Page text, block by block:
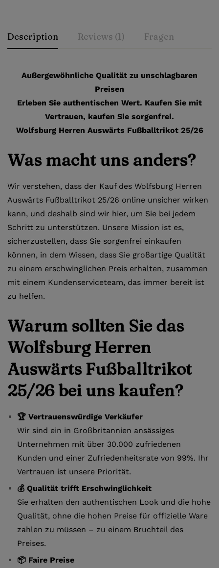
Description Reviews (1) Fragen
Außergewöhnliche Qualität zu unschlagbaren
Preisen
Erleben Sie authentischen Wert. Kaufen Sie mit
Vertrauen, kaufen Sie sorgenfrei.
Wolfsburg Herren Auswärts Fußballtrikot 25/26
Was macht uns anders?
Wir verstehen, dass der Kauf des Wolfsburg Herren
Auswärts Fußballtrikot 25/26 online unsicher wirken
kann, und deshalb sind wir hier, um Sie bei jedem
Schritt zu unterstützen. Unsere Mission ist es,
sicherzustellen, dass Sie sorgenfrei einkaufen
können, in dem Wissen, dass Sie großartige Qualität
zu einem erschwinglichen Preis erhalten, zusammen
mit einem Kundenserviceteam, das immer bereit ist
zu helfen.
Warum sollten Sie das
Wolfsburg Herren
Auswärts Fußballtrikot
25/26 bei uns kaufen?
🏆 Vertrauenswürdige Verkäufer
Wir sind ein in Großbritannien ansässiges
Unternehmen mit über 30.000 zufriedenen
Kunden und einer Zufriedenheitsrate von 99%. Ihr
Vertrauen ist unsere Priorität.
💰 Qualität trifft Erschwinglichkeit
Sie erhalten den authentischen Look und die hohe
Qualität, ohne die hohen Preise für offizielle Ware
zahlen zu müssen – zu einem Bruchteil des
Preises.
📦 Faire Preise